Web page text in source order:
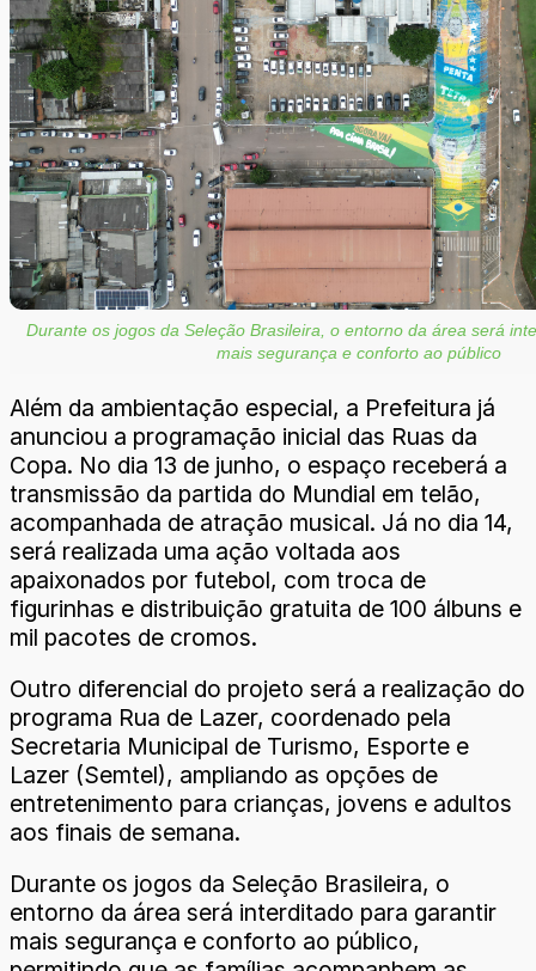
Durante os jogos da Seleção Brasileira, o entorno da área será
mais segurança e conforto ao público
Além da ambientação especial, a Prefeitura já
anunciou a programação inicial das Ruas da
Copa. No dia 13 de junho, o espaço receberá a
transmissão da partida do Mundial em telão,
acompanhada de atração musical. Já no dia 14,
será realizada uma ação voltada aos
apaixonados por futebol, com troca de
figurinhas e distribuição gratuita de 100 álbuns e
mil pacotes de cromos.
Outro diferencial do projeto será a realização do
programa Rua de Lazer, coordenado pela
Secretaria Municipal de Turismo, Esporte e
Lazer (Semtel), ampliando as opções de
entretenimento para crianças, jovens e adultos
aos finais de semana.
Durante os jogos da Seleção Brasileira, o
entorno da área será interditado para garantir
mais segurança e conforto ao público,